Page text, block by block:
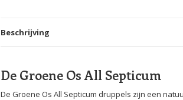
Beschrijving
De Groene Os All Septicum
De Groene Os All Septicum druppels zijn een